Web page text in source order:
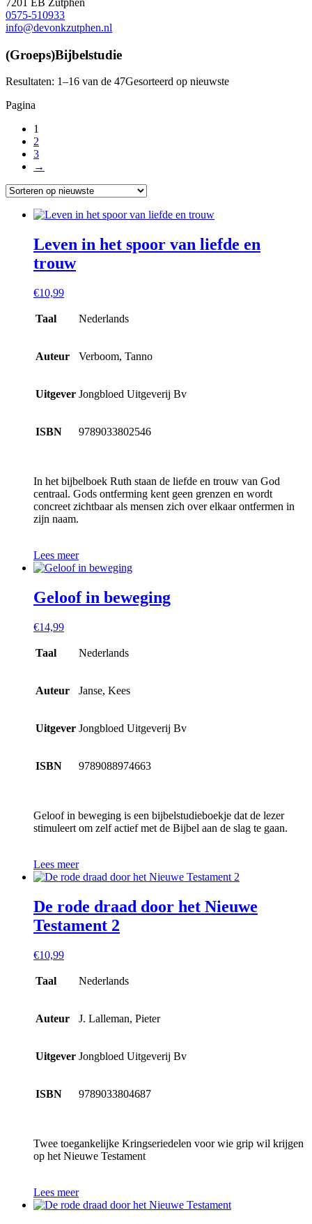
7201 EB Zutphen
0575-510933
info@devonkzutphen.nl
(Groeps)Bijbelstudie
Resultaten: 1–16 van de 47Gesorteerd op nieuwste
Pagina
1
2
3
→
Leven in het spoor van liefde en
trouw
€10,99
Taal Nederlands
Auteur Verboom, Tanno
Uitgever Jongbloed Uitgeverij Bv
ISBN 9789033802546
In het bijbelboek Ruth staan de liefde en trouw van God
centraal. Gods ontferming kent geen grenzen en wordt
concreet zichtbaar als mensen zich over elkaar ontfermen in
zijn naam.
Lees meer
Geloof in beweging
€14,99
Taal Nederlands
Auteur Janse, Kees
Uitgever Jongbloed Uitgeverij Bv
ISBN 9789088974663
Geloof in beweging is een bijbelstudieboekje dat de lezer
stimuleert om zelf actief met de Bijbel aan de slag te gaan.
Lees meer
De rode draad door het Nieuwe
Testament 2
€10,99
Taal Nederlands
Auteur J. Lalleman, Pieter
Uitgever Jongbloed Uitgeverij Bv
ISBN 9789033804687
Twee toegankelijke Kringseriedelen voor wie grip wil krijgen
op het Nieuwe Testament
Lees meer